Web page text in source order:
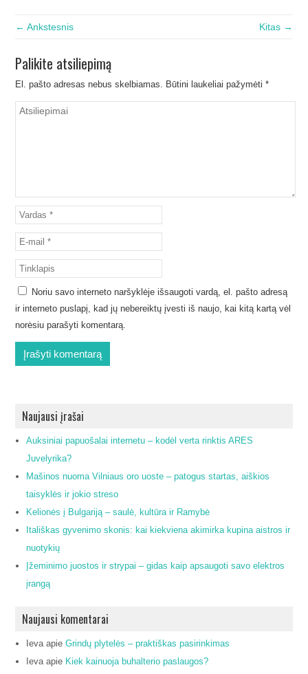
← Ankstesnis Kitas →
Palikite atsiliepimą
El. pašto adresas nebus skelbiamas. Būtini laukeliai pažymėti*
Noriu savo interneto naršyklėje išsaugoti vardą, el. pašto adresą
ir interneto puslapį, kad jų nebereiktų įvesti iš naujo, kai kitą kartą vėl
norėsiu parašyti komentarą.
Naujausi įrašai
Auksiniai papuošalai internetu – kodėl verta rinktis ARES
Juvelyrika?
Mašinos nuoma Vilniaus oro uoste – patogus startas, aiškios
taisyklės ir jokio streso
Kelionės į Bulgariją – saulė, kultūra ir Ramybė
Itališkas gyvenimo skonis: kai kiekviena akimirka kupina aistros ir
nuotykių
Įžeminimo juostos ir strypai – gidas kaip apsaugoti savo elektros
įrangą
Naujausi komentarai
IevaapieGrindų plytelės – praktiškas pasirinkimas
Ievaapie Kiek kainuoja buhalterio paslaugos?